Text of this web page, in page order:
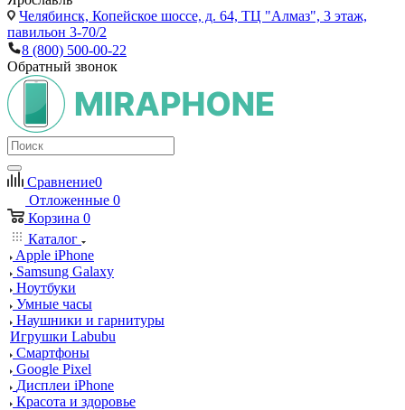
Челябинск, Копейское шоссе, д. 64, ТЦ "Алмаз", 3 этаж,
павильон 3-70/2
8 (800) 500-00-22
Обратный звонок
Сравнение0
Отложенные 0
Корзина 0
Каталог
Apple iPhone
Samsung Galaxy
Ноутбуки
Умные часы
Наушники и гарнитуры
Игрушки Labubu
Смартфоны
Google Pixel
Дисплеи iPhone
Красота и здоровье